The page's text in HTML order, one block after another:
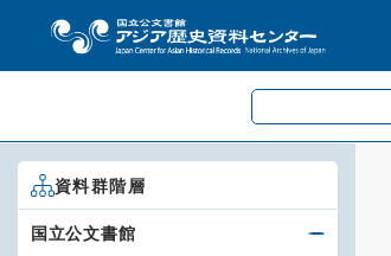
資料群階層
国立公文書館